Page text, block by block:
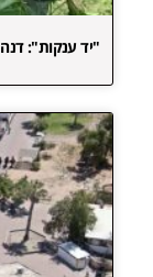
"יד ענקות":